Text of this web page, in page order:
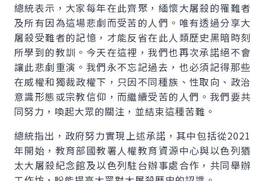
總統表示，大家每年在此齊聚，緬懷大屠殺的罹難者
及所有因為這場悲劇而受苦的人們。唯有透過分享大
屠殺受難者的記憶，才能反省在此人類歷史黑暗時刻
所學到的教訓。今天在這裡，我們也再次承諾絕不會
讓此悲劇重演。我們永不忘記過去，也必須記得那些
在威權和獨裁政權下，只因不同種族、性取向、政治
意識形態或宗教信仰，而繼續受苦的人們。我們要共
同努力，喚起大眾的關注，並結束這種苦難。
總統指出，政府努力實現上述承諾，其中包括從2021
年開始，教育部國教署人權教育資源中心與以色列猶
太大屠殺紀念館及以色列駐台辦事處合作，共同舉辦